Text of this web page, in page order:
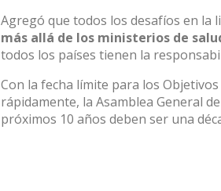
Agregó que todos los desafíos en la
más allá de los ministerios de
todos los países tienen la
Con la fecha límite para los
rápidamente, la Asamblea General
próximos 10 años deben ser una